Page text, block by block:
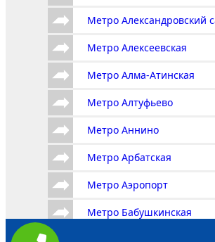
Метро Александровский
Метро Алексеевская
Метро Алма-Атинская
Метро Алтуфьево
Метро Аннино
Метро Арбатская
Метро Аэропорт
Метро Бабушкинская